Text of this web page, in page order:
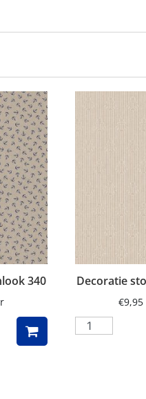
340 Decoratie
€9,95